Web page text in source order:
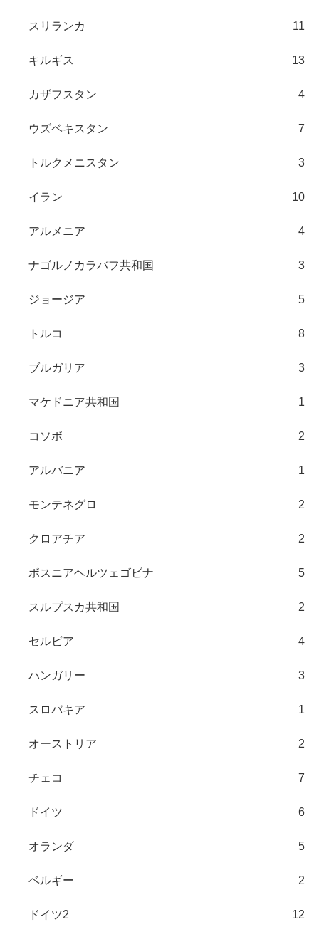
スリランカ 11
キルギス 13
カザフスタン 4
ウズベキスタン 7
トルクメニスタン 3
イラン 10
アルメニア 4
ナゴルノカラバフ共和国 3
ジョージア 5
トルコ 8
ブルガリア 3
マケドニア共和国 1
コソボ 2
アルバニア 1
モンテネグロ 2
クロアチア 2
ボスニアヘルツェゴビナ 5
スルプスカ共和国 2
セルビア 4
ハンガリー 3
スロバキア 1
オーストリア 2
チェコ 7
ドイツ 6
オランダ 5
ベルギー 2
ドイツ2 12